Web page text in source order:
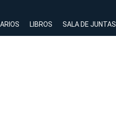
LIBROS SALA DE JUNTAS